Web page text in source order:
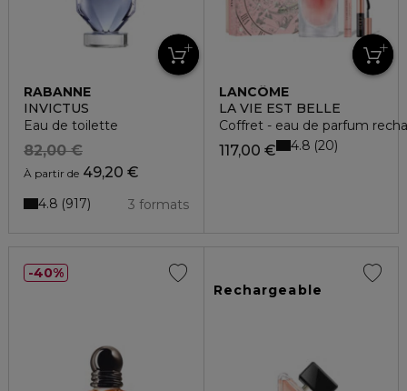
RABANNE
INVICTUS
Eau de toilette
À partir de 49,20 €
82,00 €
3 formats
4.8 917
LANCÔME
LA VIE EST BELLE
Coffret - eau de parfum
117,00 € 4.8 20
40%
Rechargeable